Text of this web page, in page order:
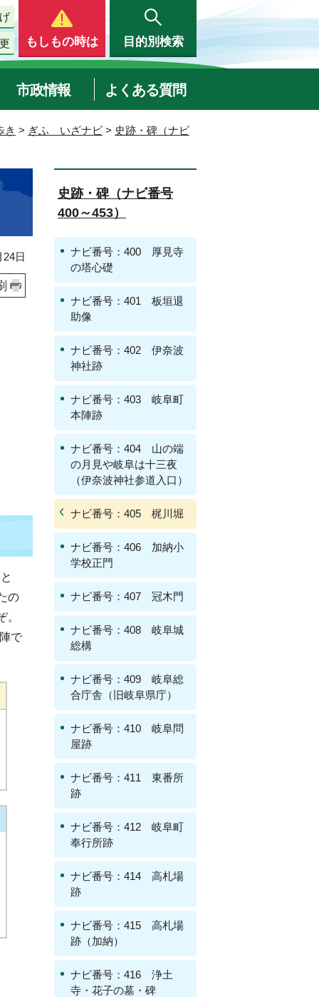
もしもの時は 目的別検索
市政情報 よくある質問
き > ぎふ いざナビ > 史跡・碑（ナビ
日
の
で
史跡・碑（ナビ番号
400～453）
ナビ番号：400 厚見寺
の塔心礎
ナビ番号：401 板垣退
助像
ナビ番号：402 伊奈波
神社跡
ナビ番号：403 岐阜町
本陣跡
ナビ番号：404 山の端
の月見や岐阜は十三夜
（伊奈波神社参道入口）
ナビ番号：405 梶川堀
ナビ番号：406 加納小
学校正門
ナビ番号：407 冠木門
ナビ番号：408 岐阜城
総構
ナビ番号：409 岐阜総
合庁舎（旧岐阜県庁）
ナビ番号：410 岐阜問
屋跡
ナビ番号：411 東番所
跡
ナビ番号：412 岐阜町
奉行所跡
ナビ番号：414 高札場
跡
ナビ番号：415 高札場
跡（加納）
ナビ番号：416 浄土
寺・花子の墓・碑